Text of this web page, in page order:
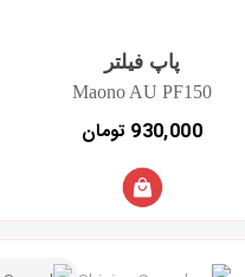
پاپ فیلتر
Maono AU PF150
930,000 تومان